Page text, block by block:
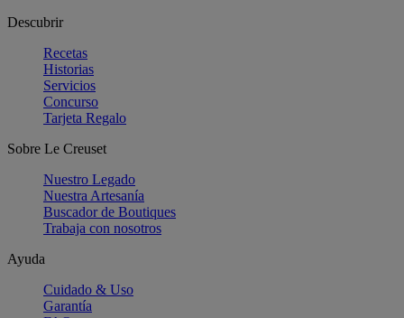
Descubrir
Recetas
Historias
Servicios
Concurso
Tarjeta Regalo
Sobre Le Creuset
Nuestro Legado
Nuestra Artesanía
Buscador de Boutiques
Trabaja con nosotros
Ayuda
Cuidado & Uso
Garantía